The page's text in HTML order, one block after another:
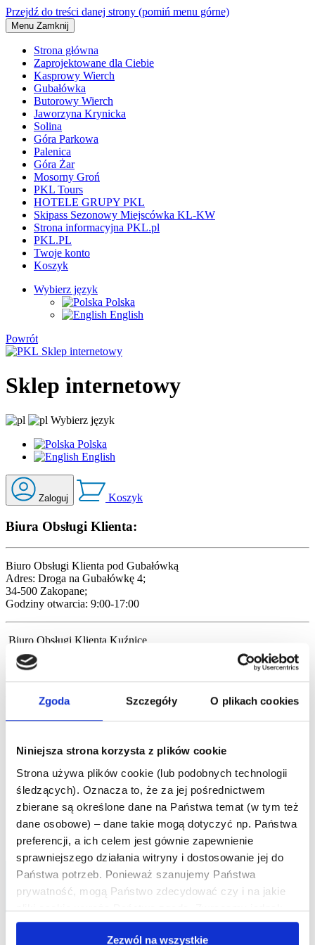
Zgoda Szczegóły O plikach cookies
Niniejsza strona korzysta z plików cookie
Strona używa plików cookie (lub podobnych technologii
śledzących). Oznacza to, że za jej pośrednictwem
zbierane są określone dane na Państwa temat (w tym też
dane osobowe) – dane takie mogą dotyczyć np. Państwa
preferencji, a ich celem jest gównie zapewnienie
sprawniejszego działania witryny i dostosowanie jej do
Państwa potrzeb. Ponieważ szanujemy Państwa
prywatność, mogą Państwo zdecydować czy i na jakie
pliki cookie wyrażą Państwo zgodę. Zwracamy jednak
uwagę, że zablokowanie niektórych typów plików cookies
(zwłaszcza plików niezbędnych) może mieć wpływ na
Zezwól na wszystkie
Przejdź do treści danej strony (pomiń menu górne)
Menu Zamknij
Strona główna
Zaprojektowane dla Ciebie
Kasprowy Wierch
Gubałówka
Butorowy Wierch
Jaworzyna Krynicka
Solina
Góra Parkowa
Palenica
Góra Żar
Mosorny Groń
PKL Tours
HOTELE GRUPY PKL
Skipass Sezonowy Miejscówka KL-KW
Strona informacyjna PKL.pl
PKL.PL
Twoje konto
Koszyk
Wybierz język
Polska
English
Powrót
Sklep internetowy
Sklep internetowy
Wybierz język
Polska
English
Zaloguj Koszyk
Biura Obsługi Klienta:
Biuro Obsługi Klienta pod Gubałówką
Adres: Droga na Gubałówkę 4;
34-500 Zakopane;
Godziny otwarcia: 9:00-17:00
Biuro Obsługi Klienta Kuźnice
Adres: Kuźnice 14;
34-500 Zakopane;
telefon:+48 1820 20 300
Odstąpienie od umowy: